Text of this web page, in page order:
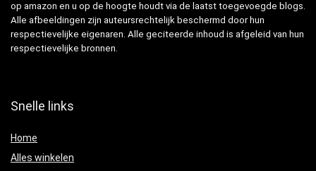
op amazon en u op de hoogte houdt via de laatst toegevoegde blogs.
Alle afbeeldingen zijn auteursrechtelijk beschermd door hun
respectievelijke eigenaren. Alle geciteerde inhoud is afgeleid van hun
respectievelijke bronnen.
Snelle links
Home
Alles winkelen